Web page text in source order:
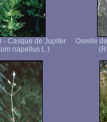
- Casque de Jupiter
napellus L.)
Oseille